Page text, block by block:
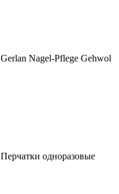
Gerlan Nagel-Pflege Gehwol
Перчатки одноразовые